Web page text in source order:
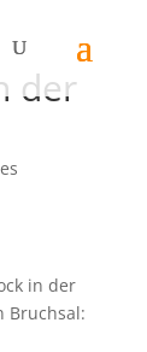
der
in der
Bruchsal: